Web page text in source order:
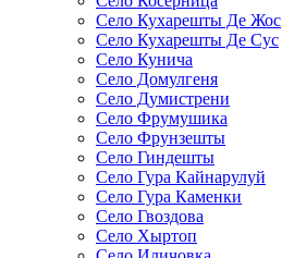
Село Кухарешты Де Жос
Село Кухарешты Де Сус
Село Кунича
Село Домулгеня
Село Думистрени
Село Фрумушика
Село Фрунзешты
Село Гиндешты
Село Гура Кайнарулуй
Село Гура Каменки
Село Гвоздова
Село Хыртоп